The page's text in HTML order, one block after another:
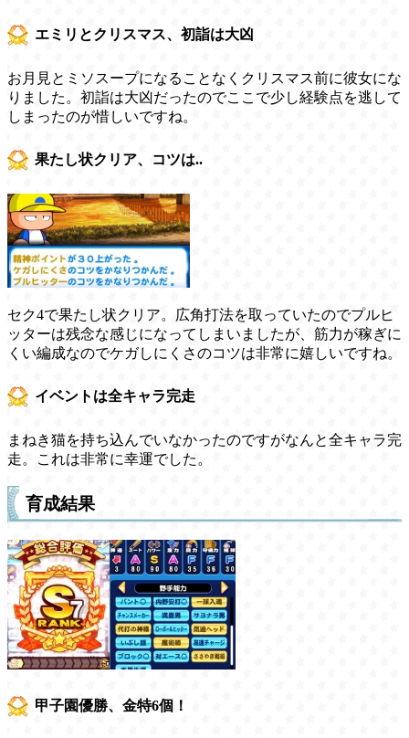
エミリとクリスマス、初詣は大凶
お月見とミソスープになることなくクリスマス前に彼女にな
りました。初詣は大凶だったのでここで少し経験点を逃して
しまったのが惜しいですね。
果たし状クリア、コツは..
セク4で果たし状クリア。広角打法を取っていたのでプルヒ
ッターは残念な感じになってしまいましたが、筋力が稼ぎに
くい編成なのでケガしにくさのコツは非常に嬉しいですね。
イベントは全キャラ完走
まねき猫を持ち込んでいなかったのですがなんと全キャラ完
走。これは非常に幸運でした。
育成結果
甲子園優勝、金特6個！